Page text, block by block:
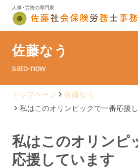
人事・労務の専門家
会社案内
よくある質問
佐藤なう
sato-now
トップページ
佐藤なう
私はこのオリンピックで一番応援
私はこのオリンピ
応援しています